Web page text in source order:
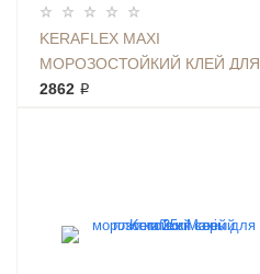
KERAFLEX MAXI
МОРОЗОСТОЙКИЙ КЛЕЙ ДЛЯ
ПЛИТКИ 25КГ БЕЛЫЙ
2862 ₽